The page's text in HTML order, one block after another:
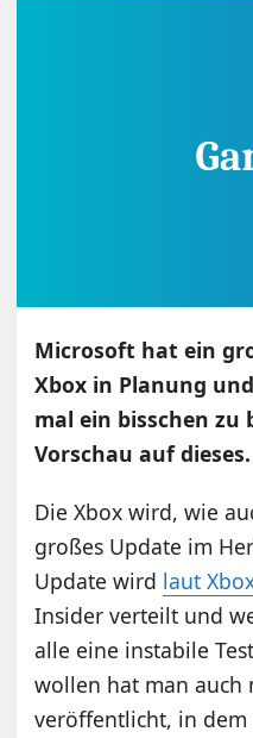
Microsoft hat ein
Xbox in Planung
mal ein bisschen zu
Vorschau auf dieses.
Die Xbox wird, wie
großes Update im
Update wird laut
Insider verteilt und
alle eine instabile
wollen hat man auch
veröffentlicht, in dem